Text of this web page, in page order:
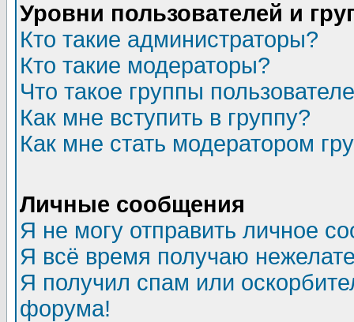
Уровни пользователей и
Кто такие администраторы?
Кто такие модераторы?
Что такое группы
Как мне вступить в группу?
Как мне стать модератором
Личные сообщения
Я не могу отправить личное
Я всё время получаю
Я получил спам или
форума!